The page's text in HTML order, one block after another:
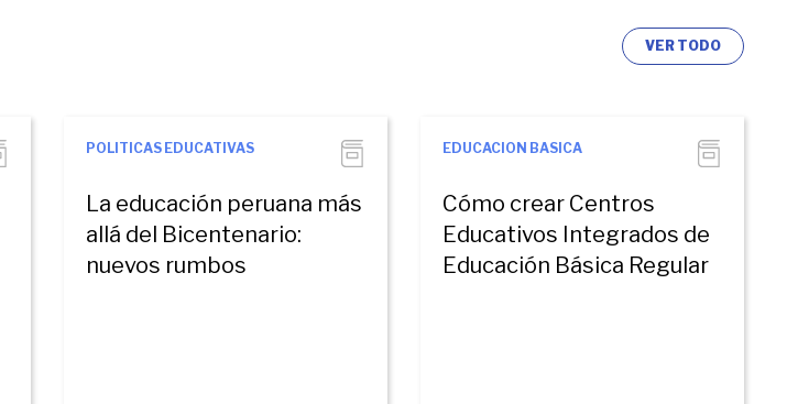
VER TODO
POLITICAS EDUCATIVAS
La educación peruana más
allá del Bicentenario:
nuevos rumbos
EDUCACION BASICA
Cómo crear Centros
Educativos Integrados de
Educación Básica Regular